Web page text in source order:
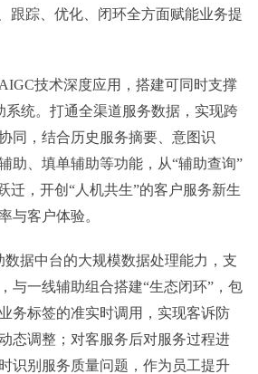
跟踪、优化、闭环全方面赋能业务提
技术深度应用，搭建可同时支撑
系统。打通全渠道服务数据，实现跨
同，结合历史服务摘要、意图识
助、填单辅助等功能，从“辅助查询”
迁，开创“人机共生”的客户服务新生
与客户体验。
据中台的大规模数据处理能力，支
与一线辅助组合搭建“生态闭环”，包
务标签的准实时调用，实现客诉防
态调整；对客服务后对服务过程进
识别服务质量问题，作为员工提升